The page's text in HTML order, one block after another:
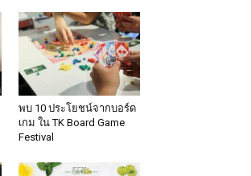
พบ 10 ประโยชน์จากบอร์ด
เกม ใน TK Board Game
Festival